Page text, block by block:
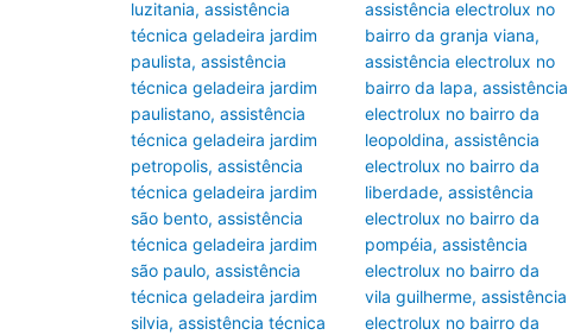
luzitania, assistência
técnica geladeira jardim
paulista, assistência
técnica geladeira jardim
paulistano, assistência
técnica geladeira jardim
petropolis, assistência
técnica geladeira jardim
são bento, assistência
técnica geladeira jardim
são paulo, assistência
técnica geladeira jardim
silvia, assistência técnica
assistência electrolux no
bairro da granja viana,
assistência electrolux no
bairro da lapa, assistência
electrolux no bairro da
leopoldina, assistência
electrolux no bairro da
liberdade, assistência
electrolux no bairro da
pompéia, assistência
electrolux no bairro da
vila guilherme, assistência
electrolux no bairro da